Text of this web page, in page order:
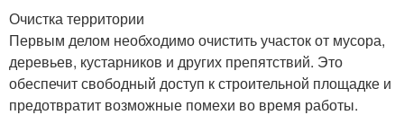
Очистка территории
Первым делом необходимо очистить участок от мусора,
деревьев, кустарников и других препятствий. Это
обеспечит свободный доступ к строительной площадке и
предотвратит возможные помехи во время работы.